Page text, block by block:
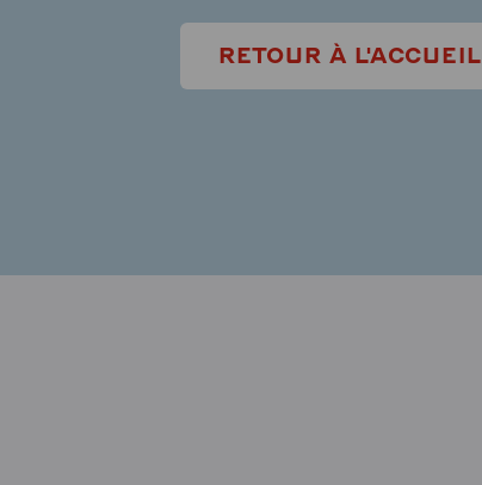
RETOUR À L'ACCUEIL